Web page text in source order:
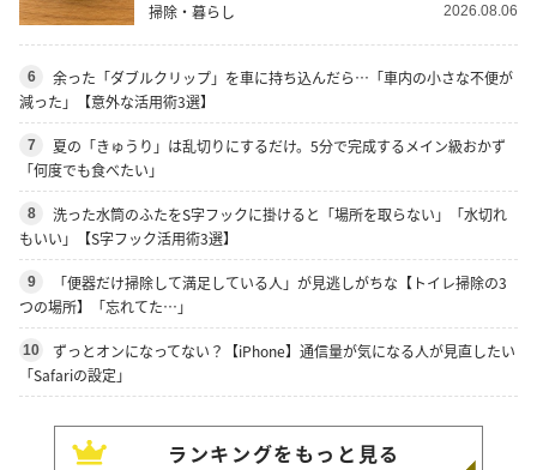
掃除・暮らし 2026.08.06
6
余った「ダブルクリップ」を車に持ち込んだら…「車内の小さな不便が
減った」【意外な活用術3選】
7
夏の「きゅうり」は乱切りにするだけ。5分で完成するメイン級おかず
「何度でも食べたい」
8
洗った水筒のふたをS字フックに掛けると「場所を取らない」「水切れ
もいい」【S字フック活用術3選】
9
「便器だけ掃除して満足している人」が見逃しがちな【トイレ掃除の3
つの場所】「忘れてた…」
10
ずっとオンになってない？【iPhone】通信量が気になる人が見直したい
「Safariの設定」
ランキングをもっと見る